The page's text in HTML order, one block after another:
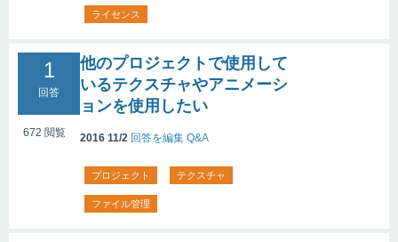
ライセンス
1
回答
672 閲覧
他のプロジェクトで使用して
いるテクスチャやアニメーシ
ョンを使用したい
2016 11/2 回答を編集 Q&A
プロジェクト テクスチャ
ファイル管理